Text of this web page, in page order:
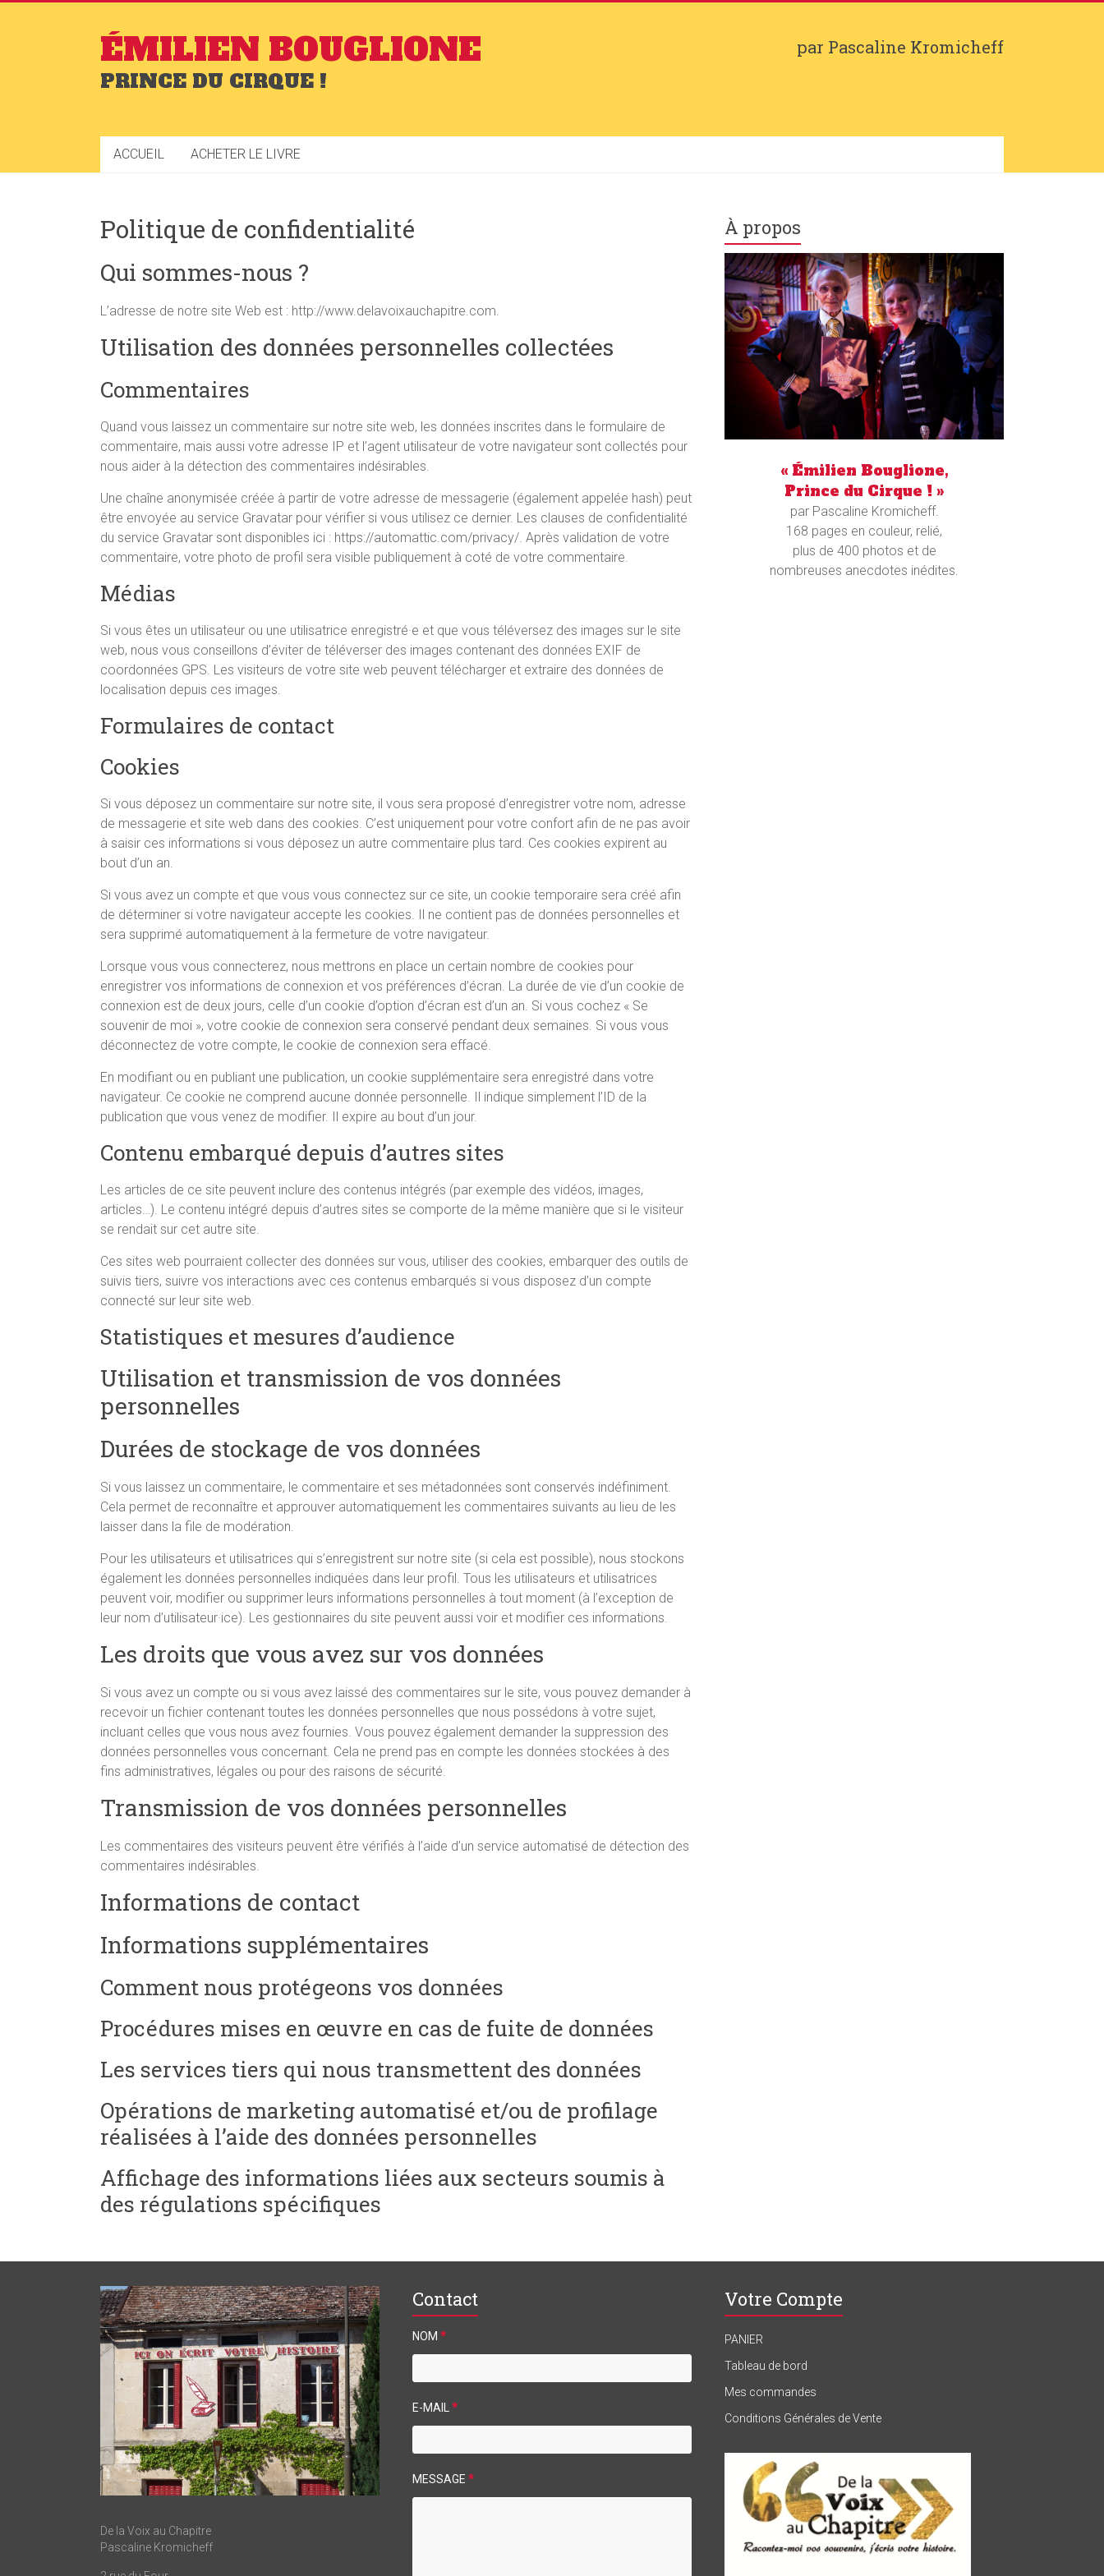
ÉMILIEN BOUGLIONE
PRINCE DU CIRQUE !
par Pascaline Kromicheff
ACCUEIL ACHETER LE LIVRE
Politique de confidentialité
Qui sommes-nous ?
L’adresse de notre site Web est : http://www.delavoixauchapitre.com.
Utilisation des données personnelles collectées
Commentaires
Quand vous laissez un commentaire sur notre site web, les données inscrites dans le formulaire de
commentaire, mais aussi votre adresse IP et l’agent utilisateur de votre navigateur sont collectés pour
nous aider à la détection des commentaires indésirables.
Une chaîne anonymisée créée à partir de votre adresse de messagerie (également appelée hash) peut
être envoyée au service Gravatar pour vérifier si vous utilisez ce dernier. Les clauses de confidentialité
du service Gravatar sont disponibles ici : https://automattic.com/privacy/. Après validation de votre
commentaire, votre photo de profil sera visible publiquement à coté de votre commentaire.
Médias
Si vous êtes un utilisateur ou une utilisatrice enregistré·e et que vous téléversez des images sur le site
web, nous vous conseillons d’éviter de téléverser des images contenant des données EXIF de
coordonnées GPS. Les visiteurs de votre site web peuvent télécharger et extraire des données de
localisation depuis ces images.
Formulaires de contact
Cookies
Si vous déposez un commentaire sur notre site, il vous sera proposé d’enregistrer votre nom, adresse
de messagerie et site web dans des cookies. C’est uniquement pour votre confort afin de ne pas avoir
à saisir ces informations si vous déposez un autre commentaire plus tard. Ces cookies expirent au
bout d’un an.
Si vous avez un compte et que vous vous connectez sur ce site, un cookie temporaire sera créé afin
de déterminer si votre navigateur accepte les cookies. Il ne contient pas de données personnelles et
sera supprimé automatiquement à la fermeture de votre navigateur.
Lorsque vous vous connecterez, nous mettrons en place un certain nombre de cookies pour
enregistrer vos informations de connexion et vos préférences d’écran. La durée de vie d’un cookie de
connexion est de deux jours, celle d’un cookie d’option d’écran est d’un an. Si vous cochez « Se
souvenir de moi », votre cookie de connexion sera conservé pendant deux semaines. Si vous vous
déconnectez de votre compte, le cookie de connexion sera effacé.
En modifiant ou en publiant une publication, un cookie supplémentaire sera enregistré dans votre
navigateur. Ce cookie ne comprend aucune donnée personnelle. Il indique simplement l’ID de la
publication que vous venez de modifier. Il expire au bout d’un jour.
Contenu embarqué depuis d’autres sites
Les articles de ce site peuvent inclure des contenus intégrés (par exemple des vidéos, images,
articles…). Le contenu intégré depuis d’autres sites se comporte de la même manière que si le visiteur
se rendait sur cet autre site.
Ces sites web pourraient collecter des données sur vous, utiliser des cookies, embarquer des outils de
suivis tiers, suivre vos interactions avec ces contenus embarqués si vous disposez d’un compte
connecté sur leur site web.
Statistiques et mesures d’audience
Utilisation et transmission de vos données
personnelles
Durées de stockage de vos données
Si vous laissez un commentaire, le commentaire et ses métadonnées sont conservés indéfiniment.
Cela permet de reconnaître et approuver automatiquement les commentaires suivants au lieu de les
laisser dans la file de modération.
Pour les utilisateurs et utilisatrices qui s’enregistrent sur notre site (si cela est possible), nous stockons
également les données personnelles indiquées dans leur profil. Tous les utilisateurs et utilisatrices
peuvent voir, modifier ou supprimer leurs informations personnelles à tout moment (à l’exception de
leur nom d’utilisateur·ice). Les gestionnaires du site peuvent aussi voir et modifier ces informations.
Les droits que vous avez sur vos données
Si vous avez un compte ou si vous avez laissé des commentaires sur le site, vous pouvez demander à
recevoir un fichier contenant toutes les données personnelles que nous possédons à votre sujet,
incluant celles que vous nous avez fournies. Vous pouvez également demander la suppression des
données personnelles vous concernant. Cela ne prend pas en compte les données stockées à des
fins administratives, légales ou pour des raisons de sécurité.
Transmission de vos données personnelles
Les commentaires des visiteurs peuvent être vérifiés à l’aide d’un service automatisé de détection des
commentaires indésirables.
Informations de contact
Informations supplémentaires
Comment nous protégeons vos données
Procédures mises en œuvre en cas de fuite de données
Les services tiers qui nous transmettent des données
Opérations de marketing automatisé et/ou de profilage
réalisées à l’aide des données personnelles
Affichage des informations liées aux secteurs soumis à
des régulations spécifiques
À propos
« Émilien Bouglione,
Prince du Cirque ! »
par Pascaline Kromicheff.
168 pages en couleur, relié,
plus de 400 photos et de
nombreuses anecdotes inédites.
De la Voix au Chapitre
Pascaline Kromicheff
Contact
NOM *
E-MAIL *
MESSAGE *
Votre Compte
PANIER
Tableau de bord
Mes commandes
Conditions Générales de Vente